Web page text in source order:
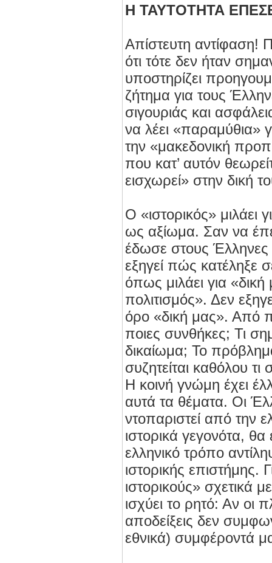
Η ΤΑΥΤΟΤΗΤΑ
Απίστευτη αντίφαση!
ότι τότε δεν ήταν
υποστηρίζει
ζήτημα για τους
σιγουριάς και
να λέει «παραμύθια»
την «μακεδονική
που κατ’ αυτόν
εισχωρεί» στην δική
Ο «ιστορικός» μιλάει
ως αξίωμα. Σαν να
έδωσε στους Έλληνες
εξηγεί πώς κατέληξε
όπως μιλάει για «δική
πολιτισμός». Δεν
όρο «δική μας».
ποιες συνθήκες; Τι
δικαίωμα; Το
συζητείται καθόλου τι
Η κοινή γνώμη έχει
αυτά τα θέματα. Οι
ντοπαριστεί από την
ιστορικά γεγονότα,
ελληνικό τρόπο
ιστορικής επιστήμης.
ιστορικούς» σχετικά
ισχύει το ρητό: Αν οι
αποδείξεις δεν
εθνικά) συμφέροντά